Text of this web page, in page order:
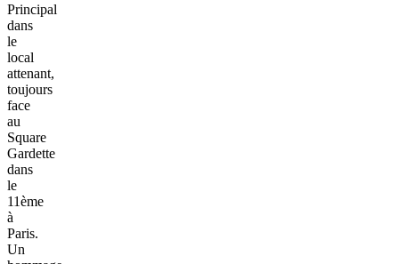
Principal
dans
le
local
attenant,
toujours
face
au
Square
Gardette
dans
le
11ème
à
Paris.
Un